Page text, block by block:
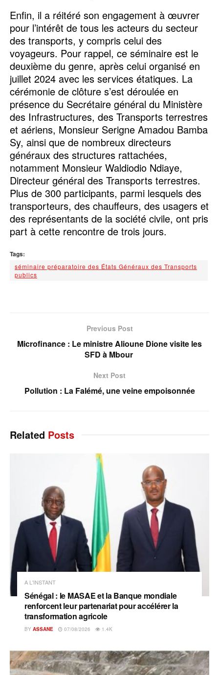
Enfin, il a réitéré son engagement à œuvrer
pour l’intérêt de tous les acteurs du secteur
des transports, y compris celui des
voyageurs. Pour rappel, ce séminaire est le
deuxième du genre, après celui organisé en
juillet 2024 avec les services étatiques. La
cérémonie de clôture s’est déroulée en
présence du Secrétaire général du Ministère
des Infrastructures, des Transports terrestres
et aériens, Monsieur Serigne Amadou Bamba
Sy, ainsi que de nombreux directeurs
généraux des structures rattachées,
notamment Monsieur Waldiodio Ndiaye,
Directeur général des Transports terrestres.
Plus de 300 participants, parmi lesquels des
transporteurs, des chauffeurs, des usagers et
des représentants de la société civile, ont pris
part à cette rencontre de trois jours.
Tags:
séminaire préparatoire des États Généraux des Transports
publics
Previous Post
Microfinance : Le ministre Alioune Dione visite les
SFD à Mbour
Next Post
Pollution : La Falémé, une veine empoisonnée
Related Posts
A L'INSTANT
Sénégal : le MASAE et la Banque mondiale
renforcent leur partenariat pour accélérer la
transformation agricole
BY ASSANE 07/08/2026 1.4K